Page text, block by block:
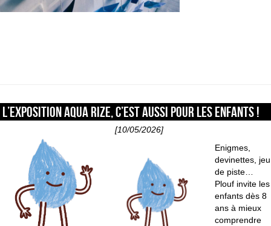
L’exposition Aqua Rize, c’est aussi pour les enfants !
[10/05/2026]
Enigmes,
devinettes, jeu
de piste…
Plouf invite les
enfants dès 8
ans à mieux
comprendre